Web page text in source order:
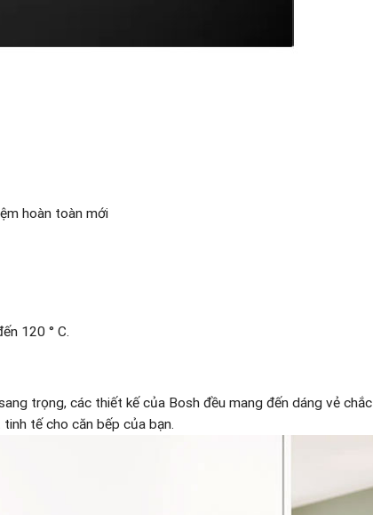
hoàn toàn mới
120 ° C.
trọng, các thiết kế của Bosh đều mang đến dáng vẻ chắc
tế cho căn bếp của bạn.